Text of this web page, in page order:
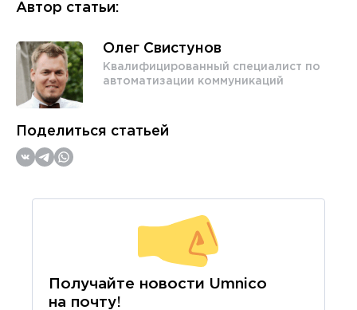
Автор статьи:
Олег Свистунов
Квалифицированный специалист по
автоматизации коммуникаций
Поделиться статьей
Получайте новости Umnico
на почту!